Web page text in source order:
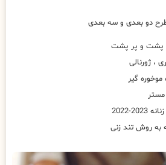
طرح دو بعدی و سه بعدی
پشت و پر پشت
، ژورنالی
موخوره گیر
2022
به روش تند زنی